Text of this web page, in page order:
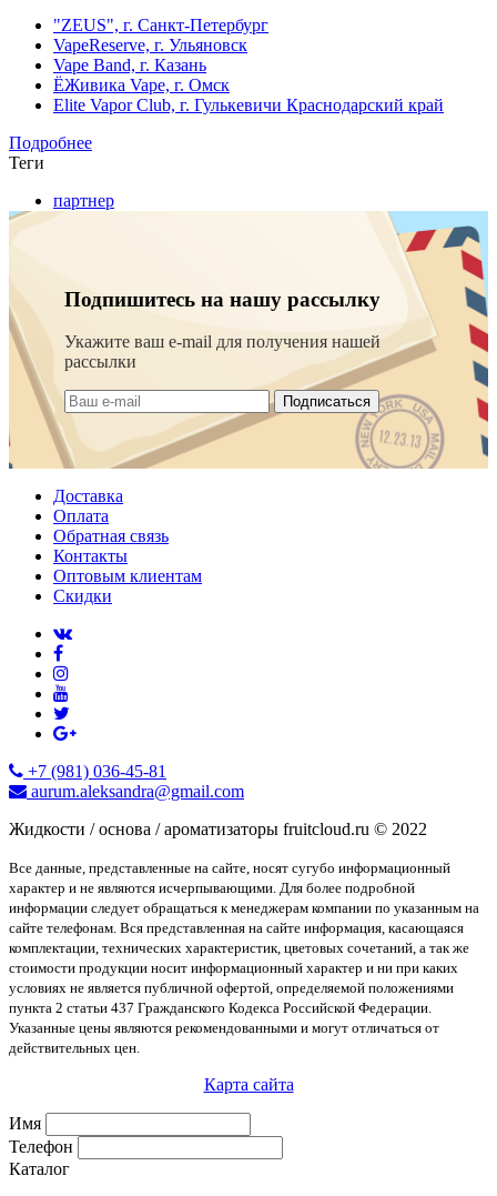
"ZEUS", г. Санкт-Петербург
VapeReserve, г. Ульяновск
Vape Band, г. Казань
ЁЖивика Vape, г. Омск
Elite Vapor Club, г. Гулькевичи Краснодарский край
Подробнее
Теги
партнер
Подпишитесь на нашу рассылку
Укажите ваш e-mail для получения нашей
рассылки
Подписаться
Доставка
Оплата
Обратная связь
Контакты
Оптовым клиентам
Скидки
+7 (981) 036-45-81
aurum.aleksandra@gmail.com
Жидкости / основа / ароматизаторы fruitcloud.ru © 2022
Все данные, представленные на сайте, носят сугубо информационный
характер и не являются исчерпывающими. Для более подробной
информации следует обращаться к менеджерам компании по указанным на
сайте телефонам. Вся представленная на сайте информация, касающаяся
комплектации, технических характеристик, цветовых сочетаний, а так же
стоимости продукции носит информационный характер и ни при каких
условиях не является публичной офертой, определяемой положениями
пункта 2 статьи 437 Гражданского Кодекса Российской Федерации.
Указанные цены являются рекомендованными и могут отличаться от
действительных цен.
Карта сайта
Имя
Телефон
Каталог